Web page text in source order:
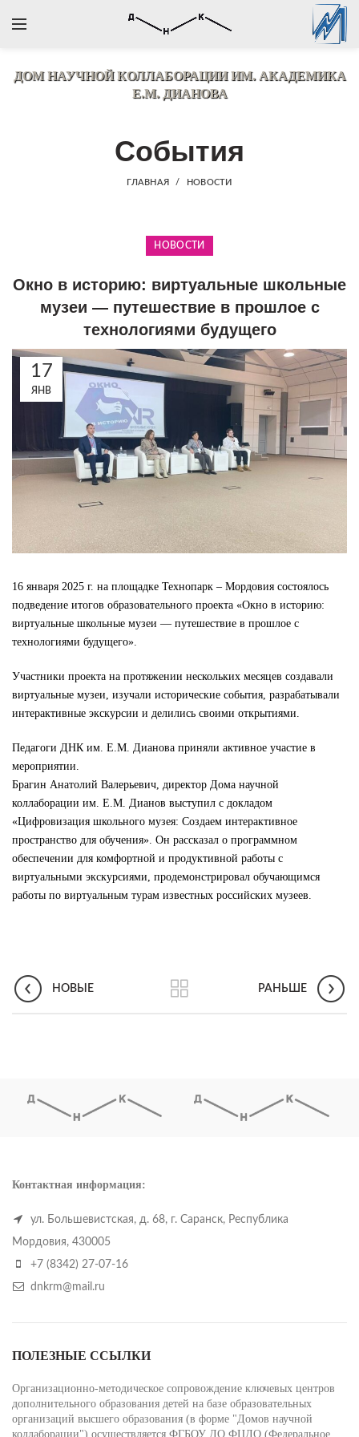
ДОМ НАУЧНОЙ КОЛЛАБОРАЦИИИМ. АКАДЕМИКА
Е.М. ДИАНОВА
События
ГЛАВНАЯ НОВОСТИ
НОВОСТИ
Окно в историю: виртуальные школьные
музеи — путешествие в прошлое с
технологиями будущего
17
ЯНВ
16 января 2025 г. на площадке Технопарк – Мордовия состоялось
подведение итогов образовательного проекта «Окно в историю:
виртуальные школьные музеи — путешествие в прошлое с
технологиями будущего».
Участники проекта на протяжении нескольких месяцев создавали
виртуальные музеи, изучали исторические события, разрабатывали
интерактивные экскурсии и делились своими открытиями.
Педагоги ДНК им. Е.М. Дианова приняли активное участие в
мероприятии.
Брагин Анатолий Валерьевич, директор Дома научной
коллаборации им. Е.М. Дианов выступил с докладом
«Цифровизация школьного музея: Создаем интерактивное
пространство для обучения». Он рассказал о программном
обеспечении для комфортной и продуктивной работы с
виртуальными экскурсиями, продемонстрировал обучающимся
работы по виртуальным турам известных российских музеев.
НОВЫЕ РАНЬШЕ
Контактная информация:
ул. Большевистская, д. 68, г. Саранск, Республика
Мордовия, 430005
+7 (8342) 27-07-16
dnkrm@mail.ru
ПОЛЕЗНЫЕ ССЫЛКИ
Организационно-методическое сопровождение ключевых центров
дополнительного образования детей на базе образовательных
организаций высшего образования (в форме "Домов научной
коллаборации") осуществляется ФГБОУ ДО ФЦДО (Федеральное